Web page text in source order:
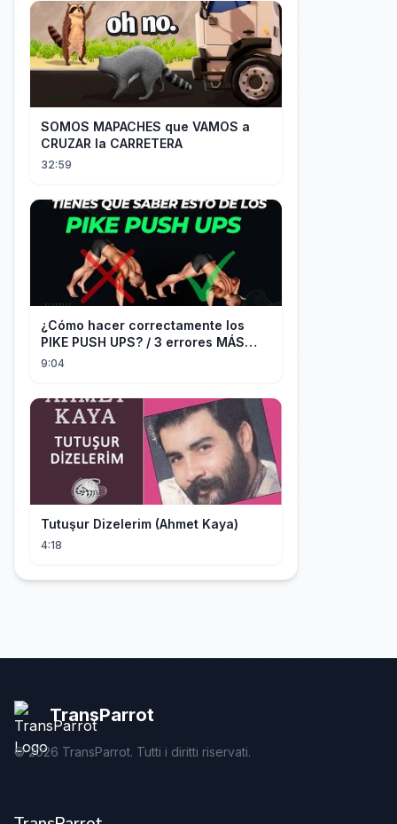
SOMOS MAPACHES que VAMOS a
CRUZAR la CARRETERA
32:59
¿Cómo hacer correctamente los
PIKE PUSH UPS? / 3 errores MÁS
9:04
Tutuşur Dizelerim (Ahmet Kaya)
4:18
TransParrot
©2026 TransParrot. Tutti i diritti riservati.